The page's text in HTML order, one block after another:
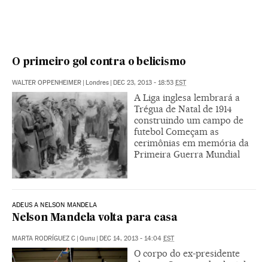
O primeiro gol contra o belicismo
WALTER OPPENHEIMER | Londres | DEC 23, 2013 - 18:53 EST
A Liga inglesa lembrará a
Trégua de Natal de 1914
construindo um campo de
futebol Começam as
cerimônias em memória da
Primeira Guerra Mundial
ADEUS A NELSON MANDELA
Nelson Mandela volta para casa
MARTA RODRÍGUEZ C | Qunu | DEC 14, 2013 - 14:04 EST
O corpo do ex-presidente